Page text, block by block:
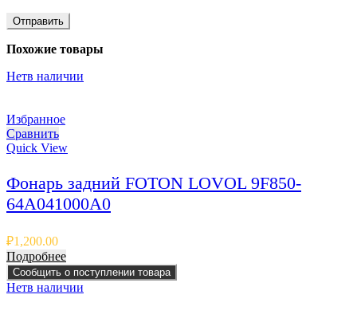
Похожие товары
Нетв наличии
Избранное
Сравнить
Quick View
Фонарь задний FOTON LOVOL 9F850-
64A041000A0
₽1,200.00
Подробнее
Сообщить о поступлении товара
Нетв наличии